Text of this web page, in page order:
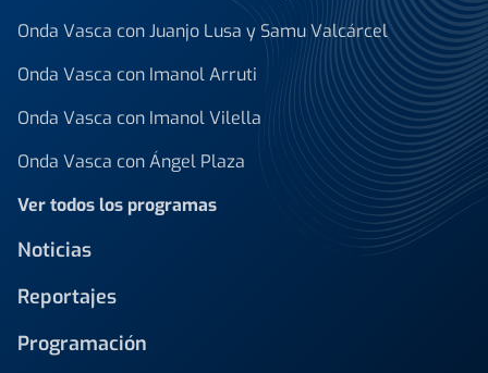
Onda Vasca con Juanjo Lusa y Samu Valcárcel
Onda Vasca con Imanol Arruti
Onda Vasca con Imanol Vilella
Onda Vasca con Ángel Plaza
Ver todos los programas
Noticias
Reportajes
Programación